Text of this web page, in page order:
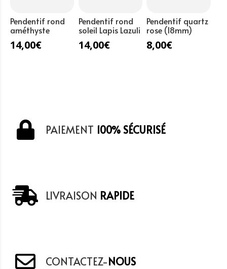
Pendentif rond
améthyste
14,00€
Pendentif rond
soleil Lapis Lazuli
14,00€
Pendentif quartz
rose (18mm)
8,00€
PAIEMENT 100% SÉCURISÉ
LIVRAISON RAPIDE
CONTACTEZ-NOUS